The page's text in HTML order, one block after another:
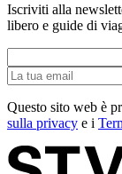
Iscriviti alla
libero e guide di
Questo sito web è
sulla privacy e i